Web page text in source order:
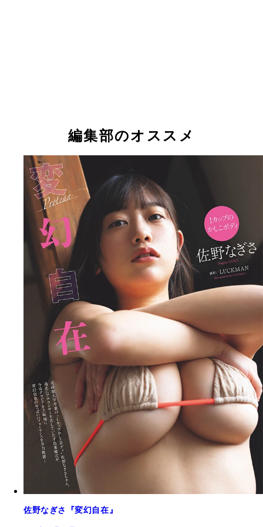
編集部のオススメ
佐野なぎさ『変幻自在』